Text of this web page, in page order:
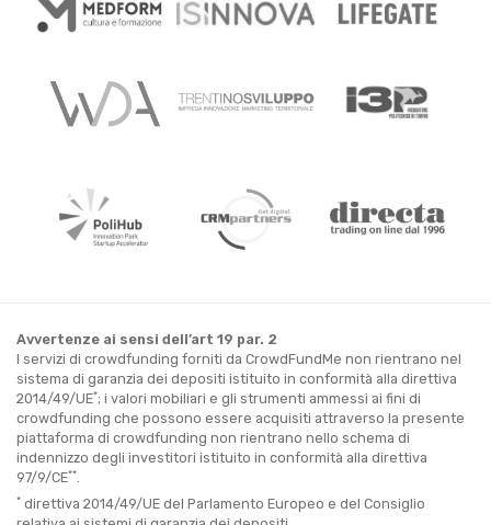
Avvertenze ai sensi dell’art 19 par. 2
I servizi di crowdfunding forniti da CrowdFundMe non rientrano nel
sistema di garanzia dei depositi istituito in conformità alla direttiva
2014/49/UE*; i valori mobiliari e gli strumenti ammessi ai fini di
crowdfunding che possono essere acquisiti attraverso la presente
piattaforma di crowdfunding non rientrano nello schema di
indennizzo degli investitori istituito in conformità alla direttiva
97/9/CE**.
* direttiva 2014/49/UE del Parlamento Europeo e del Consiglio